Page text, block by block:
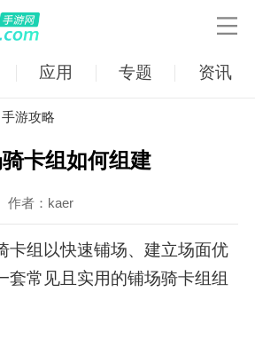

应用 专题 资讯
手游攻略
卡组如何组建
作者：kaer
卡组以快速铺场、建立场面优
套常见且实用的铺场骑卡组组